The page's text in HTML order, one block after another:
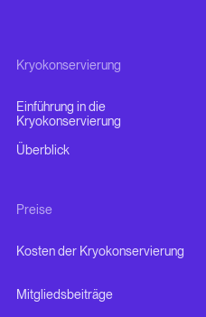
Kryokonservierung
Einführung in die
Kryokonservierung
Überblick
Preise
Kosten der Kryokonservierung
Mitgliedsbeiträge